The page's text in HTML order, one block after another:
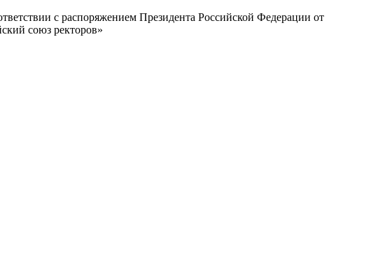
с распоряжением Президента Российской Федерации от
союз ректоров»